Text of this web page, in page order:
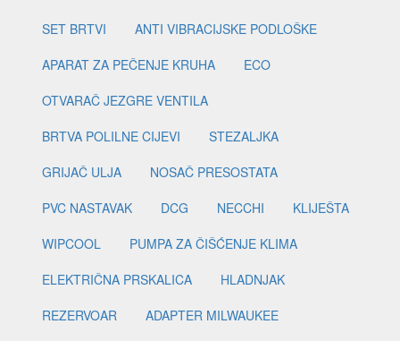
SET BRTVI
ANTI VIBRACIJSKE PODLOŠKE
APARAT ZA PEČENJE KRUHA
ECO
OTVARAČ JEZGRE VENTILA
BRTVA POLILNE CIJEVI
STEZALJKA
GRIJAČ ULJA
NOSAČ PRESOSTATA
PVC NASTAVAK
DCG NECCHI
KLIJEŠTA
WIPCOOL
PUMPA ZA ČIŠĆENJE KLIMA
ELEKTRIČNA PRSKALICA
HLADNJAK
REZERVOAR
ADAPTER MILWAUKEE